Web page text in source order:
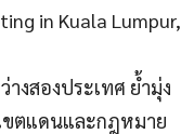
in Kuala Lumpur,
งสองประเทศ ย้ำมุ่ง
ขตแดนและกฎหมาย